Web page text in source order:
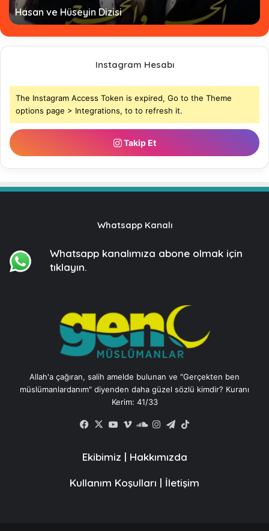
Hasan ve Hüseyin Dizisi
Instagram Hesabı
The Instagram Access Token is expired, Go to the Theme
options page > Integrations, to to refresh it.
Takip Et
Whatsapp Kanalı
Whatsapp kanalımıza abone olmak için
tıklayın.
Allah'a çağıran, salih amelde bulunan ve "Gerçekten ben
müslümanlardanım" diyenden daha güzel sözlü kimdir? Kuranı
Kerim: 41/33
Facebook
X YouTube
VimeoSoundCloud
Instagram
Telegram
Ekibimiz | Hakkımızda
Kullanım Koşulları | İletişim